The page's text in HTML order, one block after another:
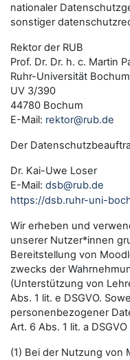
nationaler
sonstiger
Rektor der RUB
Prof. Dr. Dr. h. c. Martin
Ruhr-Universität Bochum
UV 3/390
44780 Bochum
E-Mail: rektor@rub.de
Der
Dr. Kai-Uwe Loser
E-Mail: dsb@rub.de
https://dsb.ruhr-uni-
Wir erheben und
unserer Nutzer*innen
Bereitstellung von
zwecks der
(Unterstützung von
Abs. 1 lit. e DSGVO.
personenbezogener
Art. 6 Abs. 1 lit. a
(1) Bei der Nutzung von